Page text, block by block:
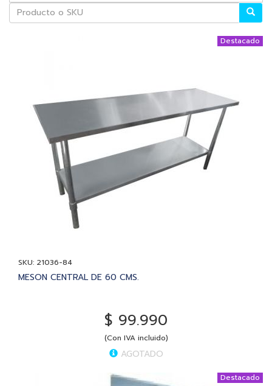
Destacado
SKU: 21036-84
MESON CENTRAL DE 60 CMS.
$ 99.990
(Con IVA incluido)
AGOTADO
Destacado